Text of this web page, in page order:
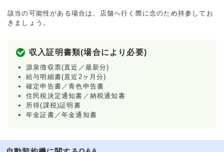
該当の可能性がある場合は、店舗へ行く際に念のため持参してお
きましょう。
収入証明書類(場合により必要)
源泉徴収票(直近／最新分)
給与明細書(直近2ヶ月分)
確定申告書／青色申告書
住民税決定通知書／納税通知書
所得(課税)証明書
年金証書／年金通知書